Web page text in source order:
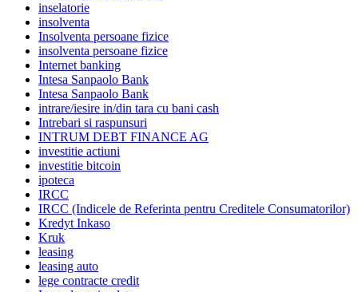
inselatorie
insolventa
Insolventa persoane fizice
insolventa persoane fizice
Internet banking
Intesa Sanpaolo Bank
Intesa Sanpaolo Bank
intrare/iesire in/din tara cu bani cash
Intrebari si raspunsuri
INTRUM DEBT FINANCE AG
investitie actiuni
investitie bitcoin
ipoteca
IRCC
IRCC (Indicele de Referinta pentru Creditele Consumatorilor)
Kredyt Inkaso
Kruk
leasing
leasing auto
lege contracte credit